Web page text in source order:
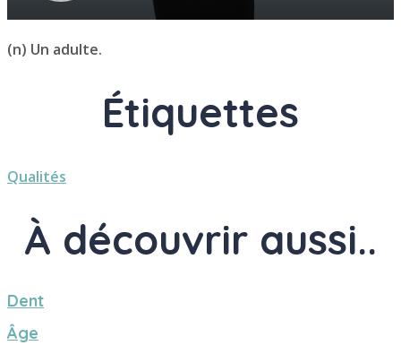
(n) Un adulte.
Étiquettes
Qualités
À découvrir aussi..
Dent
Âge